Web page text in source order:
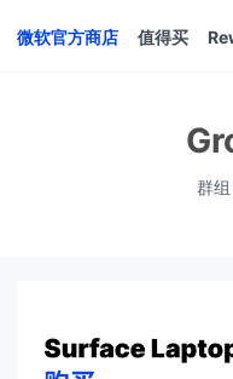
微软官方商店 值得买
群